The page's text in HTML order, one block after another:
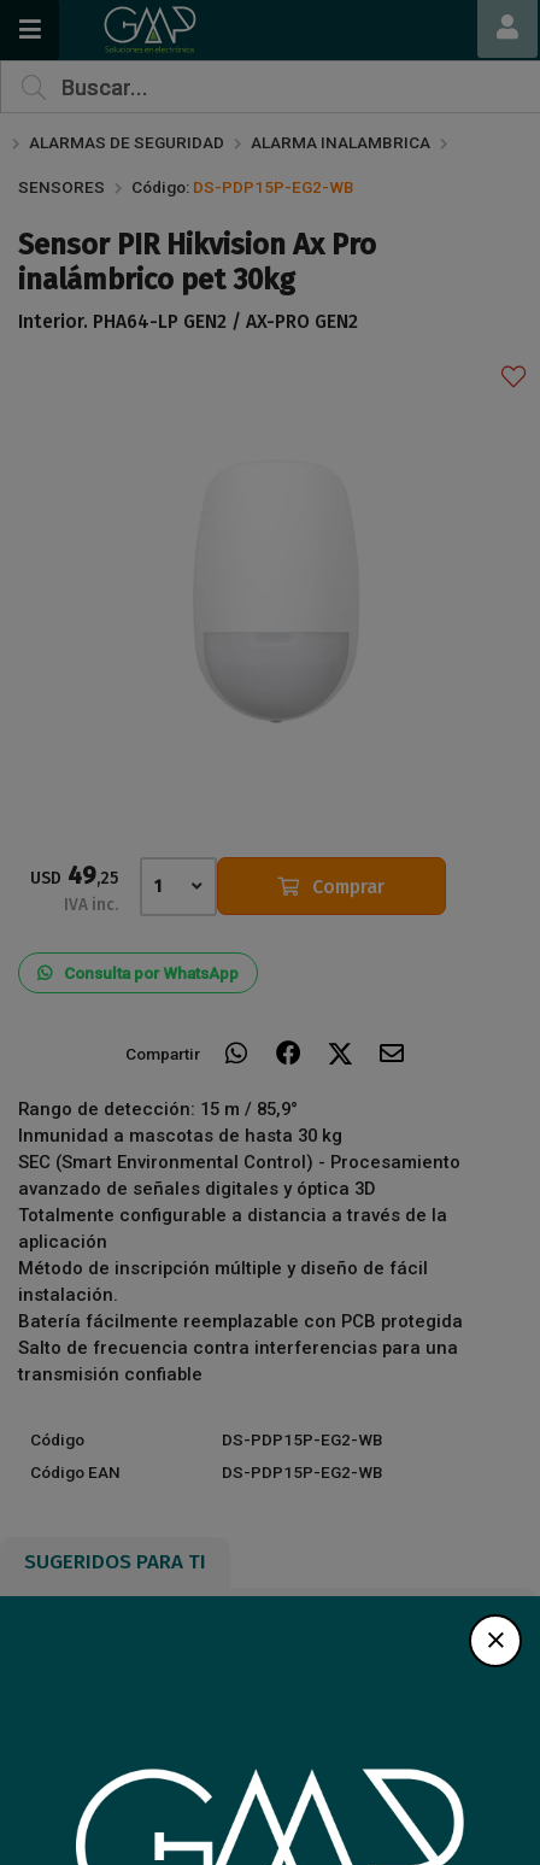
Compartir por email
ALARMAS DE SEGURIDAD ALARMA INALAMBRICA
SENSORES Código: DS-PDP15P-EG2-WB
Sensor PIR Hikvision Ax Pro
inalámbrico pet 30kg
Interior. PHA64-LP GEN2 / AX-PRO GEN2
USD 49,25
IVA inc.
1 Comprar
Consulta por WhatsApp
Compartir
Rango de detección: 15 m / 85,9°
Inmunidad a mascotas de hasta 30 kg
SEC (Smart Environmental Control) - Procesamiento
avanzado de señales digitales y óptica 3D
Totalmente configurable a distancia a través de la
aplicación
Método de inscripción múltiple y diseño de fácil
instalación.
Batería fácilmente reemplazable con PCB protegida
Salto de frecuencia contra interferencias para una
transmisión confiable
Código
DS-PDP15P-EG2-WB
Código EAN
DS-PDP15P-EG2-WB
SUGERIDOS PARA TI